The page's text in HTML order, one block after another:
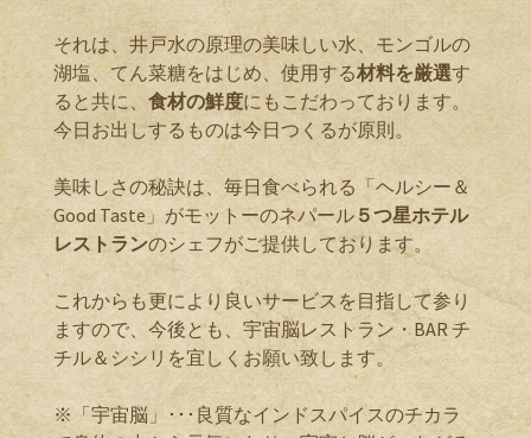
それは、井戸水の原理の美味しい水、モンゴルの
湖塩、てん菜糖をはじめ、使用する材料を厳選す
ると共に、 食材の鮮度にもこだわっております。
今日お出しするものは今日つくるが原則。
美味しさの秘訣は、毎日食べられる「ヘルシー＆
Good Taste」がモットーのネパール ５つ星ホテル
レストランのシェフがご提供しております。
これからも更により良いサービスを目指して参り
ますので、今後とも、宇宙脳レストラン・BAR チ
チル＆シシリを宜しくお願い致します。
※「宇宙脳」･･･良質なインドスパイスのチカラ